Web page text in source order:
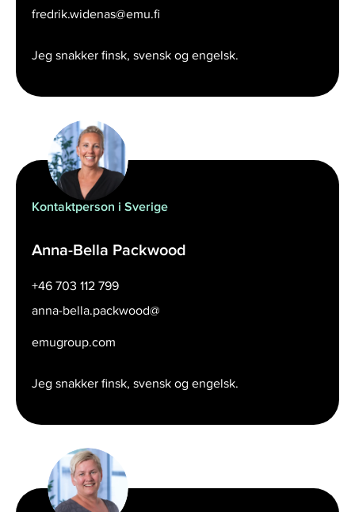
fredrik.widenas@emu.fi
Jeg snakker finsk, svensk og engelsk.
Kontaktperson i Sverige
Anna-Bella Packwood
+46 703 112 799
anna-bella.packwood@
emugroup.com
Jeg snakker finsk, svensk og engelsk.